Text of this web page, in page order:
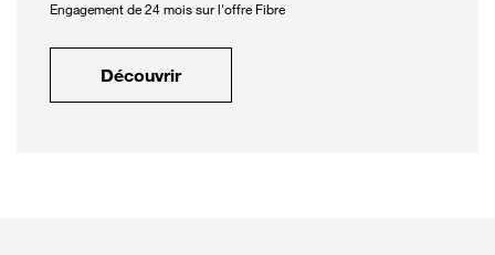
Engagement de 24 mois sur l'offre Fibre
Découvrir